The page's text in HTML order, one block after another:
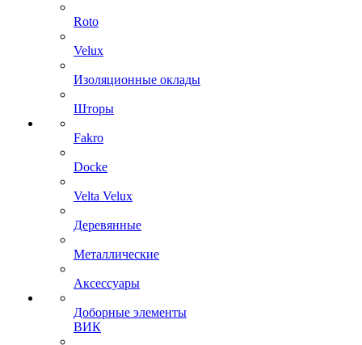
Roto
Velux
Изоляционные оклады
Шторы
Fakro
Docke
Velta Velux
Деревянные
Металлические
Аксессуары
Доборные элементы
ВИК